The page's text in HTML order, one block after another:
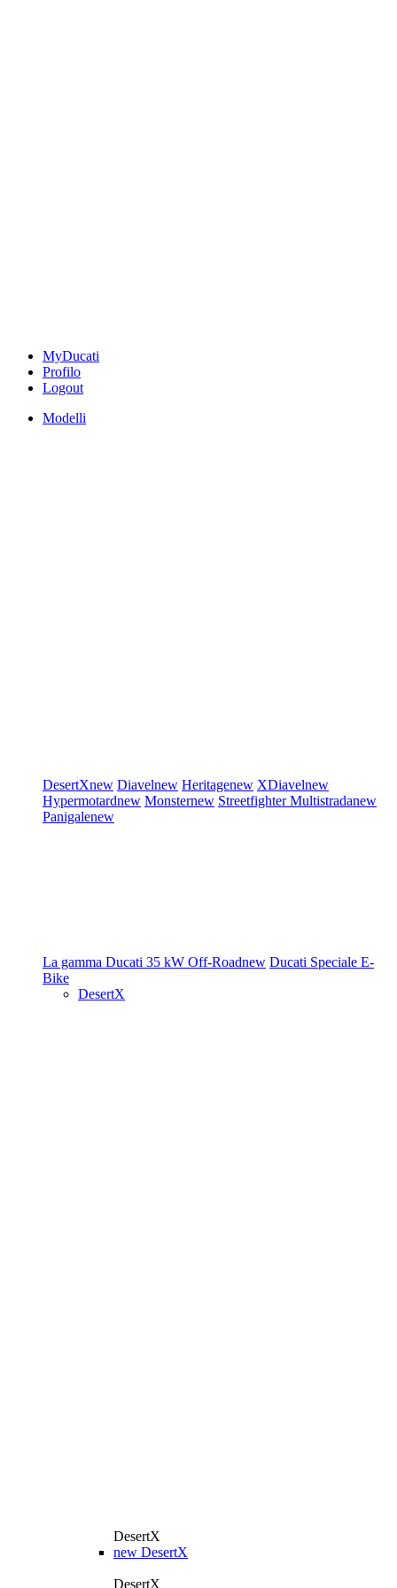
MyDucati
Profilo
Logout
Modelli
DesertXnew Diavelnew Heritagenew XDiavelnew
Hypermotardnew Monsternew StreetfighterMultistradanew
Panigalenew
La gamma Ducati 35 kW Off-Roadnew Ducati Speciale E-
Bike
DesertX
DesertX
new DesertX
DesertX